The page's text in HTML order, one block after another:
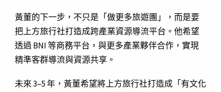
黃董的下一步，不只是「做更多旅遊團」，而是要
把上方旅行社打造成跨產業資源導流平台 。他希望
透過 BNI 等商務平台，與更多產業夥伴合作，實現
精準客群導流與資源共享 。
未來 3–5 年，黃董希望將上方旅行社打造成「有文化